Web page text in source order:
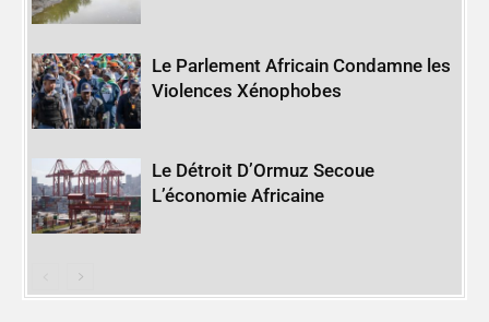
Le Parlement Africain Condamne les
Violences Xénophobes
Le Détroit D’Ormuz Secoue
L’économie Africaine